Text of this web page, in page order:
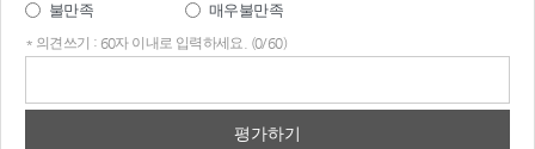
불만족
매우불만족
* 의견쓰기 : 60자 이내로 입력하세요. (0/60)